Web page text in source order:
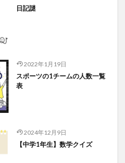
日記謎
2022年1月19日
スポーツの1チームの人数一覧
表
2024年12月9日
【中学1年生】数学クイズ